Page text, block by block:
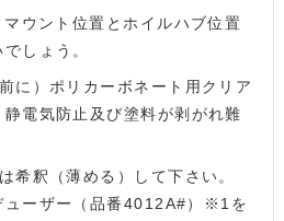
ウント位置とホイルハブ位置
しょう。
に）ポリカーボネート用クリア
電気防止及び塗料が剥がれ難
希釈（薄める）して下さい。
ューザー（品番4012A#）※1を